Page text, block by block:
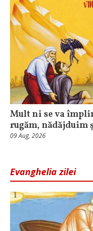
Mult ni se va
rugăm, nădăjduim
09 Aug, 2026
Evanghelia zilei